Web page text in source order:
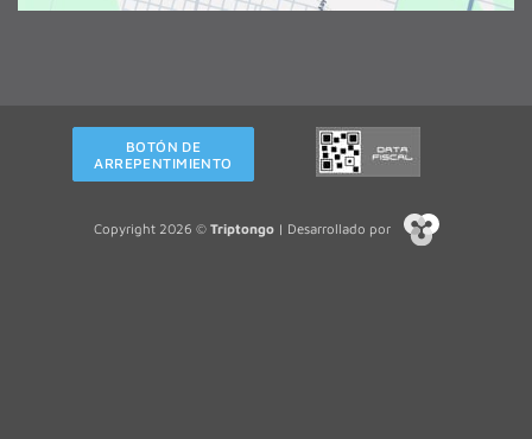
BOTÓN DE
ARREPENTIMIENTO
Copyright 2026 © Triptongo| Desarrollado por